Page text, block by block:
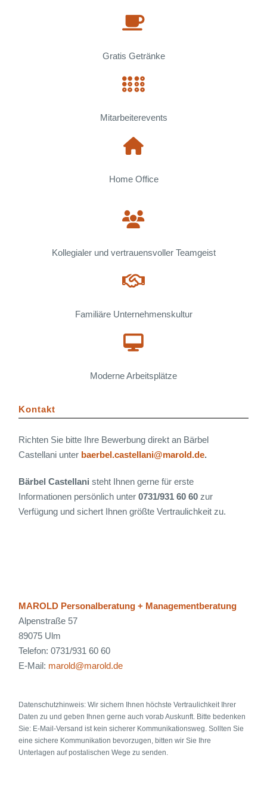
Gratis Getränke
Mitarbeiterevents
Home Office
Kollegialer und vertrauensvoller Teamgeist
Familiäre Unternehmenskultur
Moderne Arbeitsplätze
Kontakt
Richten Sie bitte Ihre Bewerbung direkt an Bärbel
Castellani unter baerbel.castellani@marold.de.
Bärbel Castellani steht Ihnen gerne für erste
Informationen persönlich unter 0731/931 60 60 zur
Verfügung und sichert Ihnen größte Vertraulichkeit zu.
MAROLD Personalberatung + Managementberatung
Alpenstraße 57
89075 Ulm
Telefon: 0731/931 60 60
E-Mail: marold@marold.de
Datenschutzhinweis: Wir sichern Ihnen höchste Vertraulichkeit Ihrer
Daten zu und geben Ihnen gerne auch vorab Auskunft. Bitte bedenken
Sie: E-Mail-Versand ist kein sicherer Kommunikationsweg. Sollten Sie
eine sichere Kommunikation bevorzugen, bitten wir Sie Ihre
Unterlagen auf postalischen Wege zu senden.